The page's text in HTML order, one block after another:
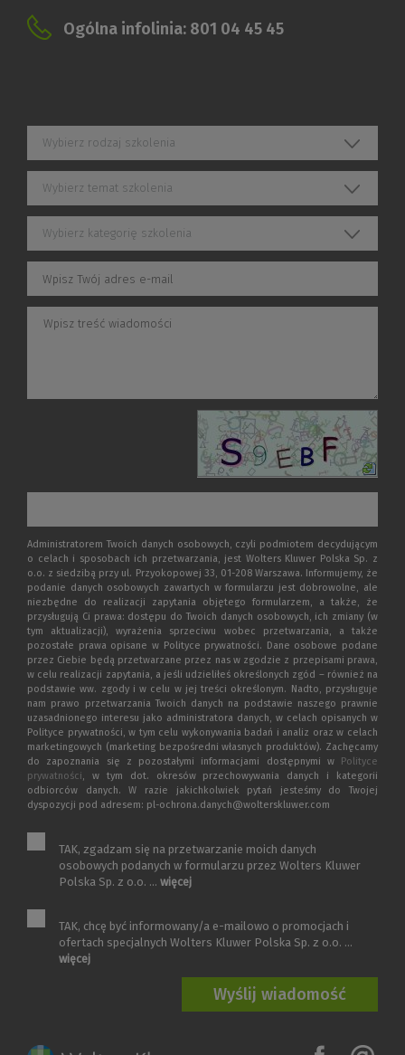
Ogólna infolinia: 801 04 45 45
Wybierz rodzaj szkolenia
Wybierz temat szkolenia
Wybierz kategorię szkolenia
Administratorem Twoich danych osobowych, czyli podmiotem decydującym
o celach i sposobach ich przetwarzania, jest Wolters Kluwer Polska Sp. z
o.o. z siedzibą przy ul. Przyokopowej 33, 01-208 Warszawa. Informujemy, że
podanie danych osobowych zawartych w formularzu jest dobrowolne, ale
niezbędne do realizacji zapytania objętego formularzem, a także, że
przysługują Ci prawa: dostępu do Twoich danych osobowych, ich zmiany (w
tym aktualizacji), wyrażenia sprzeciwu wobec przetwarzania, a także
pozostałe prawa opisane w Polityce prywatności. Dane osobowe podane
przez Ciebie będą przetwarzane przez nas w zgodzie z przepisami prawa,
w celu realizacji zapytania, a jeśli udzieliłeś określonych zgód – również na
podstawie ww. zgody i w celu w jej treści określonym. Nadto, przysługuje
nam prawo przetwarzania Twoich danych na podstawie naszego prawnie
uzasadnionego interesu jako administratora danych, w celach opisanych w
Polityce prywatności, w tym celu wykonywania badań i analiz oraz w celach
marketingowych (marketing bezpośredni własnych produktów). Zachęcamy
do zapoznania się z pozostałymi informacjami dostępnymi w Polityce
prywatności, w tym dot. okresów przechowywania danych i kategorii
odbiorców danych. W razie jakichkolwiek pytań jesteśmy do Twojej
dyspozycji pod adresem: pl-ochrona.danych@wolterskluwer.com
TAK, zgadzam się na przetwarzanie moich danych
osobowych podanych w formularzu przez Wolters Kluwer
Polska Sp. z o.o. ... więcej
TAK, chcę być informowany/a e-mailowo o promocjach i
ofertach specjalnych Wolters Kluwer Polska Sp. z o.o. ...
więcej